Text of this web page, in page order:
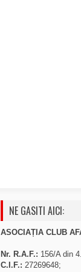
NE GASITI AICI:
ASOCIAȚIA CLUB
Nr. R.A.F.: 156/A din
C.I.F.: 27269648;